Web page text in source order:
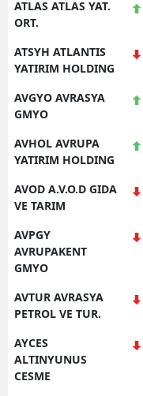
ATLAS ATLAS YAT.
ORT.
ATSYH ATLANTIS
YATIRIM HOLDING
AVGYO AVRASYA
GMYO
AVHOL AVRUPA
YATIRIM HOLDING
AVOD A.V.O.D GIDA
VE TARIM
AVPGY
AVRUPAKENT
GMYO
AVTUR AVRASYA
PETROL VE TUR.
AYCES
ALTINYUNUS
CESME